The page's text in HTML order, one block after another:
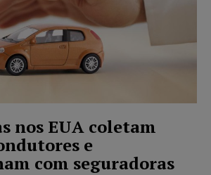
nos EUA coletam
e
com seguradoras